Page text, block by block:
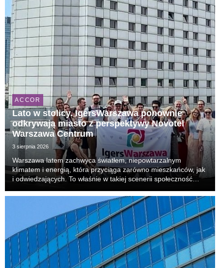
ACCOR
Lato w stolicy. IgersWarszawa ponownie
odkrywają miasto z perspektywy Novotel
Warszawa Centrum
3 sierpnia 2026
Warszawa latem zachwyca światłem, niepowtarzalnym
klimatem i energią, która przyciąga zarówno mieszkańców, jak
i odwiedzających. To właśnie w takiej scenerii społeczność
Warszawa Centrum na wyjątkowym Instameecie, podcz...